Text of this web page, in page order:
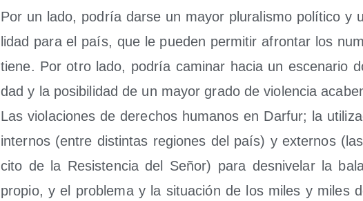
Por un lado, podría dar­se un mayor plu­ra­lis­mo polí­ti­co y
li­dad para el país, que le pue­den per­mi­tir afron­tar los
tie­ne. Por otro lado, podría cami­nar hacia un esce­na­rio
dad y la posi­bi­li­dad de un mayor gra­do de vio­len­cia
Las vio­la­cio­nes de dere­chos huma­nos en Dar­fur; la
inter­nos (entre dis­tin­tas regio­nes del país) y exter­nos
ci­to de la Resis­ten­cia del Señor) para des­ni­ve­lar la
pro­pio, y el pro­ble­ma y la situa­ción de los miles y miles